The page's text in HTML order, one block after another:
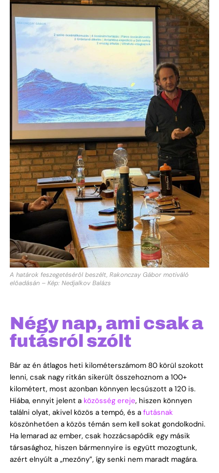
A határok feszegetéséről beszélt, Rakonczay Gábor motiváló
előadásán – Kép: Nedjalkov Balázs
Négy nap, ami csak a
futásról szólt
Bár az én átlagos heti kilométerszámom 80 körül szokott
lenni, csak nagy ritkán sikerült összehoznom a 100+
kilométert, most azonban könnyen lecsúszott a 120 is.
Hiába, ennyit jelent a közösség ereje, hiszen könnyen
találni olyat, akivel közös a tempó, és a futásnak
köszönhetően a közös témán sem kell sokat gondolkodni.
Ha lemarad az ember, csak hozzácsapódik egy másik
társasághoz, hiszen bármennyire is együtt mozogtunk,
azért elnyúlt a „mezőny”, így senki nem maradt magára.